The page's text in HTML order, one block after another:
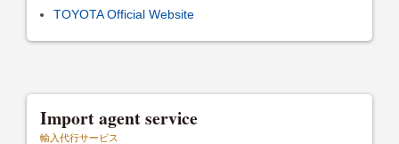
TOYOTA Official Website
Import agent service
輸入代行サービス